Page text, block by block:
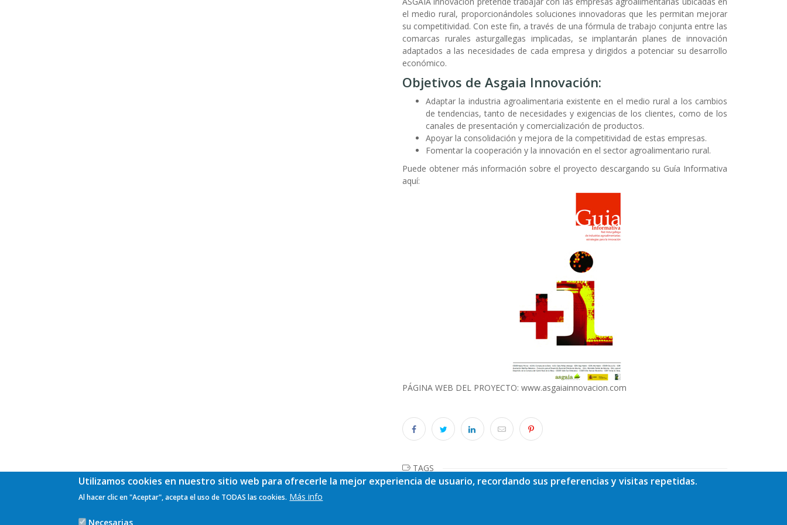
el medio rural, proporcionándoles soluciones innovadoras que les permitan mejorar
su competitividad. Con este fin, a través de una fórmula de trabajo conjunta entre las
comarcas rurales asturgallegas implicadas, se implantarán planes de innovación
adaptados a las necesidades de cada empresa y dirigidos a potenciar su desarrollo
económico.
Objetivos de Asgaia Innovación:
Adaptar la industria agroalimentaria existente en el medio rural a los cambios
de tendencias, tanto de necesidades y exigencias de los clientes, como de los
canales de presentación y comercialización de productos.
Apoyar la consolidación y mejora de la competitividad de estas empresas.
Fomentar la cooperación y la innovación en el sector agroalimentario rural.
Puede obtener más información sobre el proyecto descargando su Guía Informativa
aquí:
PÁGINA WEB DEL PROYECTO: www.asgaiainnovacion.com
TAGS
Utilizamos cookies en nuestro sitio web para ofrecerle la mejor experiencia de usuario, recordando sus preferencias y visitas repetidas.
Al hacer clic en "Aceptar", acepta el uso de TODAS las cookies. Más info
Necesarias